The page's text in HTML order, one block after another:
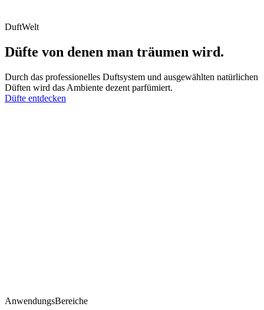
DuftWelt
Düfte von denen man träumen wird.
Durch das professionelles Duftsystem und ausgewählten natürlichen
Düften wird das Ambiente dezent parfümiert.
Düfte entdecken
AnwendungsBereiche